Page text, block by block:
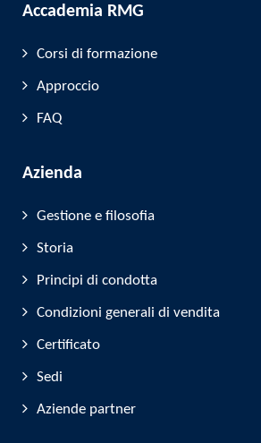
Accademia RMG
Corsi di formazione
Approccio
FAQ
Azienda
Gestione e filosofia
Storia
Principi di condotta
Condizioni generali di vendita
Certificato
Sedi
Aziende partner